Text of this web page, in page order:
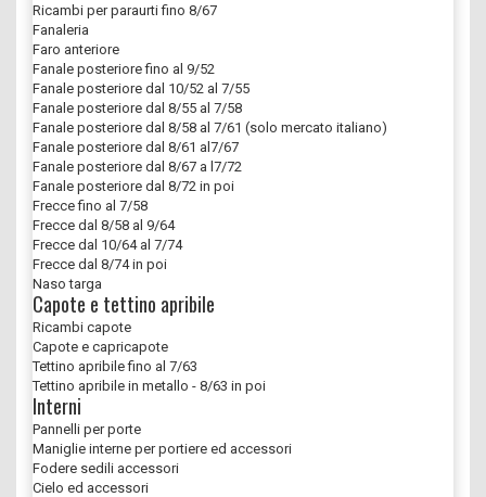
Ricambi per paraurti fino 8/67
Fanaleria
Faro anteriore
Fanale posteriore fino al 9/52
Fanale posteriore dal 10/52 al 7/55
Fanale posteriore dal 8/55 al 7/58
Fanale posteriore dal 8/58 al 7/61 (solo mercato italiano)
Fanale posteriore dal 8/61 al7/67
Fanale posteriore dal 8/67 a l7/72
Fanale posteriore dal 8/72 in poi
Frecce fino al 7/58
Frecce dal 8/58 al 9/64
Frecce dal 10/64 al 7/74
Frecce dal 8/74 in poi
Naso targa
Capote e tettino apribile
Ricambi capote
Capote e capricapote
Tettino apribile fino al 7/63
Tettino apribile in metallo - 8/63 in poi
Interni
Pannelli per porte
Maniglie interne per portiere ed accessori
Fodere sedili accessori
Cielo ed accessori